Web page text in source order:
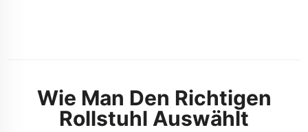
Vorteile
Wie Man Den Richtigen
Rollstuhl Auswählt